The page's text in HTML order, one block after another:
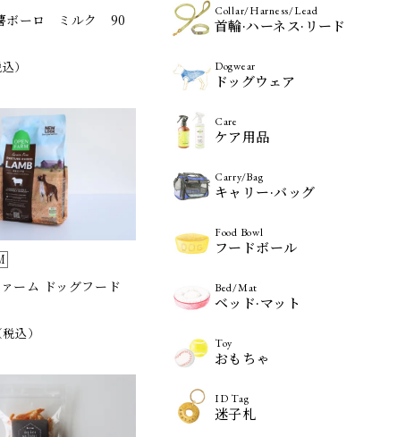
ボーロ ミルク 90
）
ーム ドッグフード
税込）
Collar/Harness/Lead
首輪·ハーネス·リード
Dogwear
ドッグウェア
Care
ケア用品
Carry/Bag
キャリー·バッグ
Food Bowl
フードボール
Bed/Mat
ベッド·マット
Toy
おもちゃ
ID Tag
迷子札